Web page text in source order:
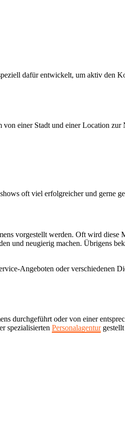
dafür entwickelt, um aktiv den
einer Stadt und einer Location
oft viel erfolgreicher und gerne
vorgestellt werden. Oft wird
und neugierig machen. Übrigens
Angeboten oder verschiedenen
durchgeführt oder von einer
spezialisiertenPersonalagenturgestellt